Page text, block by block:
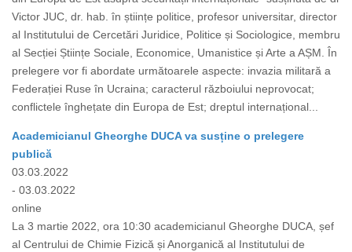
Victor JUC, dr. hab. în științe politice, profesor universitar, director
al Institutului de Cercetări Juridice, Politice și Sociologice, membru
al Secției Științe Sociale, Economice, Umanistice și Arte a AȘM. În
prelegere vor fi abordate următoarele aspecte: invazia militară a
Federației Ruse în Ucraina; caracterul războiului neprovocat;
conflictele înghețate din Europa de Est; dreptul internațional...
Academicianul Gheorghe DUCA va susține o prelegere
publică
03.03.2022
- 03.03.2022
online
La 3 martie 2022, ora 10:30 academicianul Gheorghe DUCA, șef
al Centrului de Chimie Fizică și Anorganică al Institutului de